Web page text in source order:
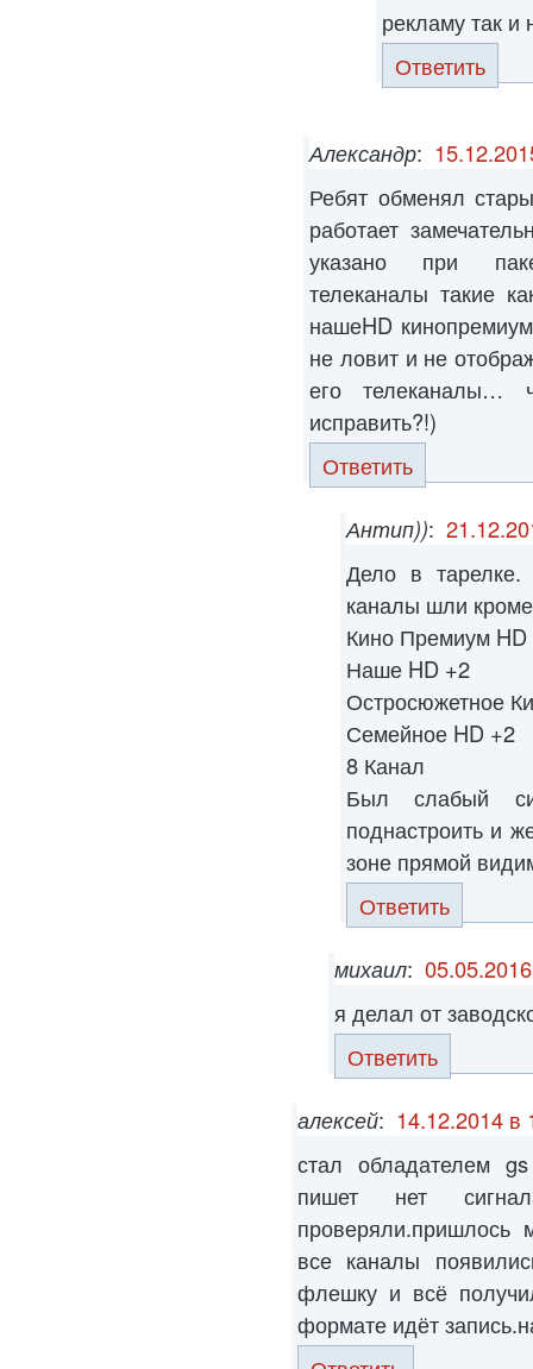
рекламу так и
Ответить
Александр:
Ребят обменял
работает
указано при
телеканалы такие
нашеHD
не ловит и не
его телеканалы…
исправить?!)
Ответить
Антип)):
Дело в
каналы шли
Кино Премиум HD
Наше HD +2
Остросюжетное
Семейное HD +2
8 Канал
Был слабый
поднастроить и
зоне прямой
Ответить
михаил:
я делал от
Ответить
алексей: 14.12.2014 в
стал обладателем
пишет нет
проверяли.пришлось
все каналы
флешку и всё
формате идёт